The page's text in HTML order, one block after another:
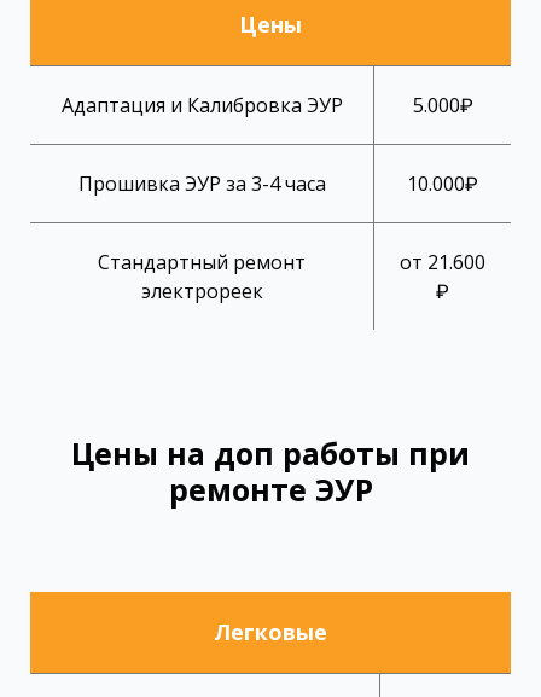
Цены
Адаптация и Калибровка ЭУР 5.000₽
Прошивка ЭУР за 3-4 часа 10.000₽
Стандартный ремонт
электрореек
от 21.600
₽
Цены на доп работы при
ремонте ЭУР
Легковые